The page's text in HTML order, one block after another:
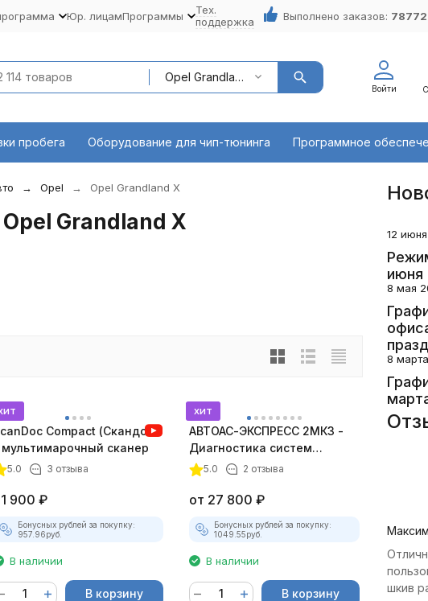
Юр. лицамПрограммы
Тех.
поддержка
Выполнено заказов: 78772
Opel Grandland X
Войти
пробега Оборудование для чип-тюнинга Программное
Opel Opel Grandland X
Grandland X
Compact (Скандок)
сканер
5.0 3 отзыва
900 ₽
Бонусных рублей за покупку:
957.96руб.
В наличии
В корзину
хит
АВТОАС-ЭКСПРЕСС 2МК3 -
Диагностика систем
зажигания
5.0 2 отзыва
от 27 800 ₽
Бонусных рублей за покупку:
1049.55руб.
В наличии
В корзину
12
июня
8 мая
8
шкив